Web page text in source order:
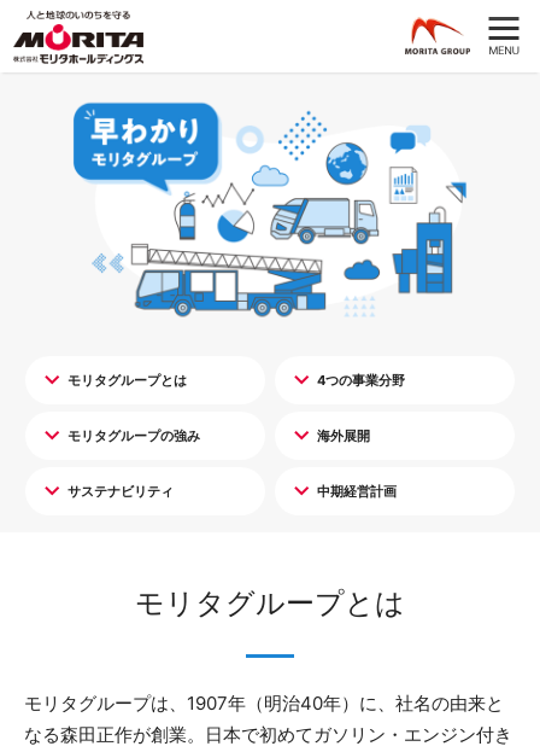
モリタグループとは 4つの事業分野
モリタグループの強み 海外展開
サステナビリティ 中期経営計画
モリタグループとは
モリタグループは、1907年（明治40年）に、社名の由来と
なる森田正作が創業。日本で初めてガソリン・エンジン付き